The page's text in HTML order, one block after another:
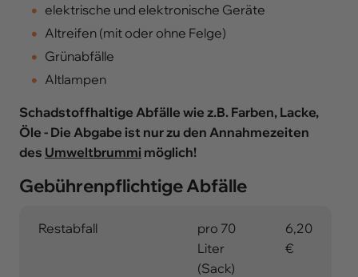
elektrische und elektronische Geräte
Altreifen (mit oder ohne Felge)
Grünabfälle
Altlampen
Schadstoffhaltige Abfälle wie z.B. Farben, Lacke,
Öle - Die Abgabe ist nur zu den Annahmezeiten
des Umweltbrummi möglich!
Gebührenpflichtige Abfälle
Restabfall
pro 70
Liter
(Sack)
6,20
€